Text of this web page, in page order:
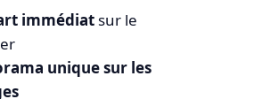
immédiatsur le
unique sur les